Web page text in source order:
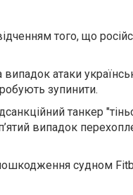
того, що
атаки
зупинити.
танкер
випадок
судном